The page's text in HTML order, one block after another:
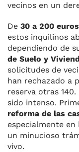
vecinos en un
De 30 a 200
estos inquilinos
dependiendo de
de Suelo y
solicitudes de
han rechazado a
reserva otras
sido intenso.
reforma de las
especialmente
un minucioso
vivo.